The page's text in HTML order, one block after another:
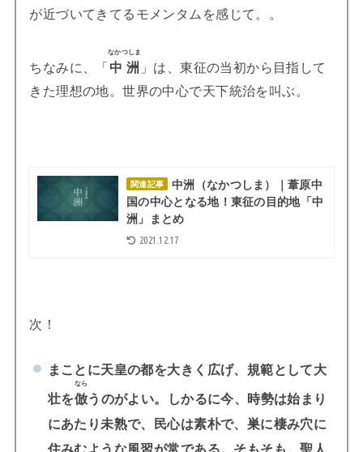
が近づいてきてるモメンタムを感じて。。
ちなみに、「中洲
なかつしま
」は、東征の当初から目指して
きた理想の地。世界の中心で天下統治を叫ぶ。
関連記事
中洲（なかつしま）｜葦原中
国の中心となる地！東征の目的地「中
洲」まとめ
2021.12.17
次！
まことに天皇の都を大きく広げ、規範として大
壮を倣
なら
うのがよい。しかるに今、時勢は始まり
にあたり未熟で、民心は素朴で、巣に棲み穴に